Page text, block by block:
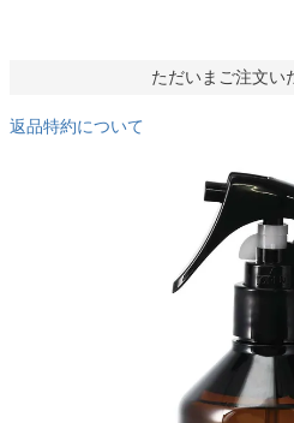
ただいまご注文い
返品特約について